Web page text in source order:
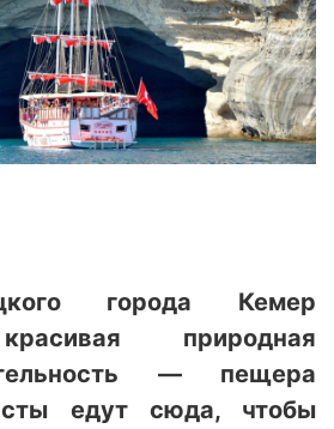
города Кемер
природная
— пещера
едут сюда, чтобы